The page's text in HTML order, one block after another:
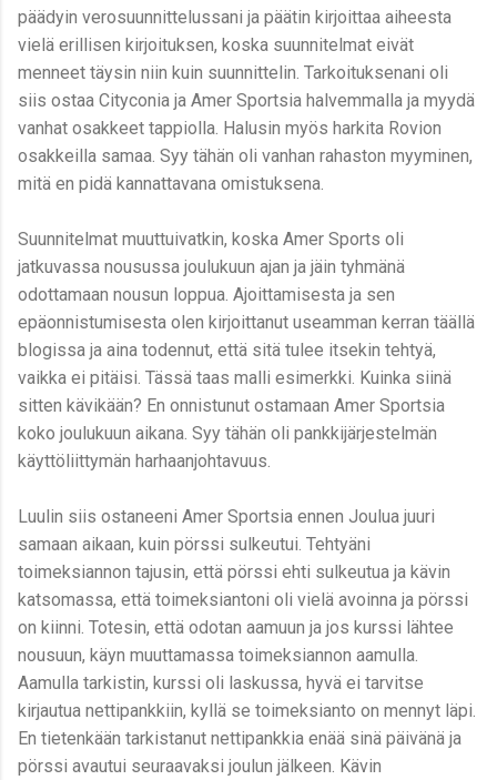
päädyin verosuunnittelussani ja päätin kirjoittaa aiheesta
vielä erillisen kirjoituksen, koska suunnitelmat eivät
menneet täysin niin kuin suunnittelin. Tarkoituksenani oli
siis ostaa Cityconia ja Amer Sportsia halvemmalla ja myydä
vanhat osakkeet tappiolla. Halusin myös harkita Rovion
osakkeilla samaa. Syy tähän oli vanhan rahaston myyminen,
mitä en pidä kannattavana omistuksena.
Suunnitelmat muuttuivatkin, koska Amer Sports oli
jatkuvassa nousussa joulukuun ajan ja jäin tyhmänä
odottamaan nousun loppua. Ajoittamisesta ja sen
epäonnistumisesta olen kirjoittanut useamman kerran täällä
blogissa ja aina todennut, että sitä tulee itsekin tehtyä,
vaikka ei pitäisi. Tässä taas malli esimerkki. Kuinka siinä
sitten kävikään? En onnistunut ostamaan Amer Sportsia
koko joulukuun aikana. Syy tähän oli pankkijärjestelmän
käyttöliittymän harhaanjohtavuus.
Luulin siis ostaneeni Amer Sportsia ennen Joulua juuri
samaan aikaan, kuin pörssi sulkeutui. Tehtyäni
toimeksiannon tajusin, että pörssi ehti sulkeutua ja kävin
katsomassa, että toimeksiantoni oli vielä avoinna ja pörssi
on kiinni. Totesin, että odotan aamuun ja jos kurssi lähtee
nousuun, käyn muuttamassa toimeksiannon aamulla.
Aamulla tarkistin, kurssi oli laskussa, hyvä ei tarvitse
kirjautua nettipankkiin, kyllä se toimeksianto on mennyt läpi.
En tietenkään tarkistanut nettipankkia enää sinä päivänä ja
pörssi avautui seuraavaksi joulun jälkeen. Kävin